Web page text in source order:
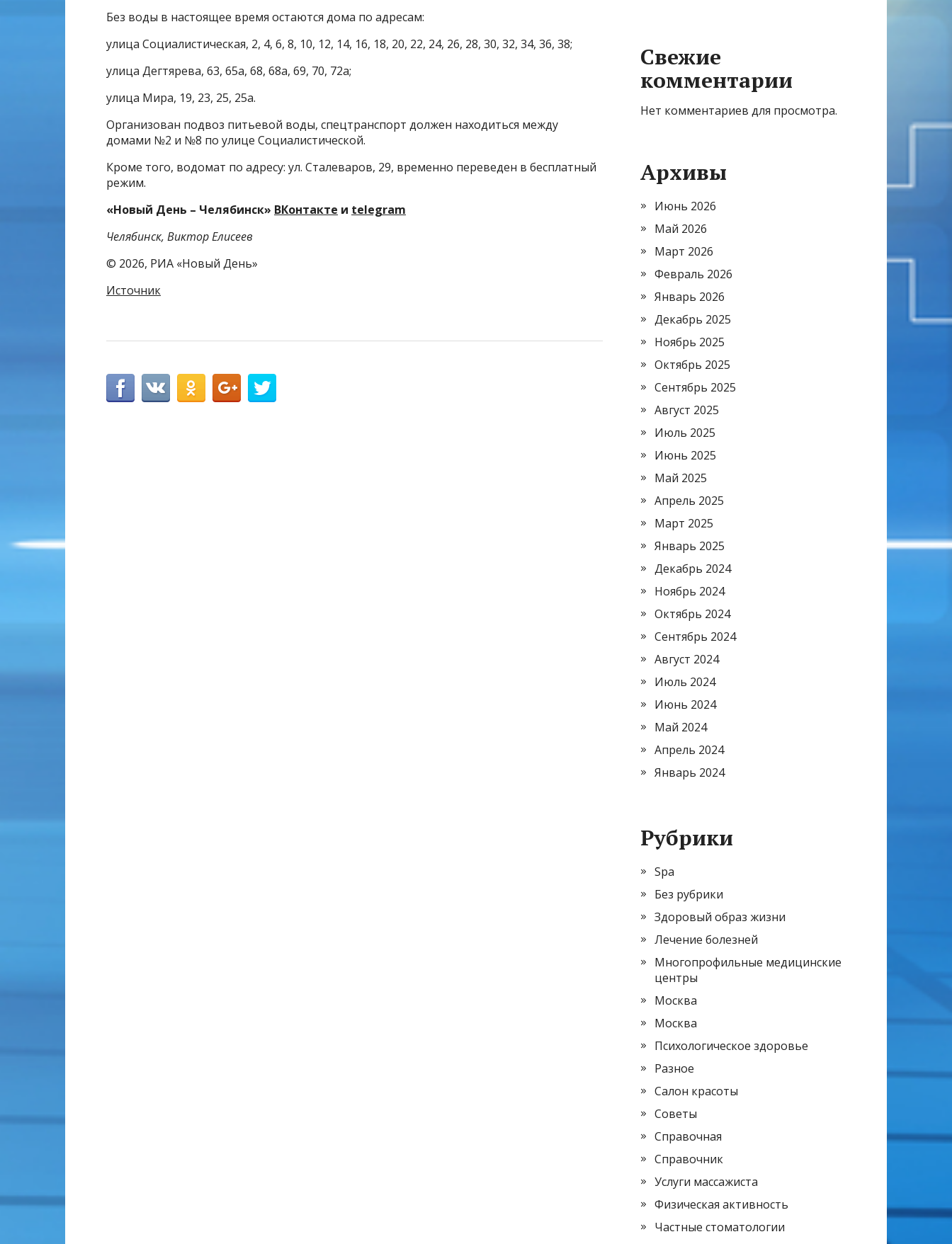
Без воды в настоящее время остаются дома по адресам:
улица Социалистическая, 2, 4, 6, 8, 10, 12, 14, 16, 18, 20, 22, 24, 26, 28, 30, 32, 34, 36, 38;
улица Дегтярева, 63, 65а, 68, 68а, 69, 70, 72а;
улица Мира, 19, 23, 25, 25а.
Организован подвоз питьевой воды, спецтранспорт должен находиться между
домами №2 и №8 по улице Социалистической.
Кроме того, водомат по адресу: ул. Сталеваров, 29, временно переведен в бесплатный
режим.
«Новый День – Челябинск» ВКонтакте и telegram
Челябинск, Виктор Елисеев
© 2026, РИА «Новый День»
Источник
Свежие
комментарии
Нет комментариев для просмотра.
Архивы
Июнь 2026
Май 2026
Март 2026
Февраль 2026
Январь 2026
Декабрь 2025
Ноябрь 2025
Октябрь 2025
Сентябрь 2025
Август 2025
Июль 2025
Июнь 2025
Май 2025
Апрель 2025
Март 2025
Январь 2025
Декабрь 2024
Ноябрь 2024
Октябрь 2024
Сентябрь 2024
Август 2024
Июль 2024
Июнь 2024
Май 2024
Апрель 2024
Январь 2024
Рубрики
Spa
Без рубрики
Здоровый образ жизни
Лечение болезней
Многопрофильные медицинские
центры
Москва
Москва
Психологическое здоровье
Разное
Салон красоты
Советы
Справочная
Справочник
Услуги массажиста
Физическая активность
Частные стоматологии